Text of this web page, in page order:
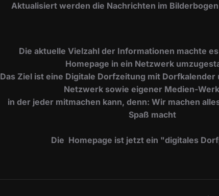
​Aktualisiert werden die Nachrichten im
Die aktuelle Vielzahl der Informationen machte
Homepage in ein Netzwerk
Das Ziel ist eine Digitale Dorfzeitung mit
Netzwerk sowie eigener Medien-
in der jeder mitmachen kann, denn: Wir machen
Spaß macht
Die Homepage ist jetzt ein "digitales